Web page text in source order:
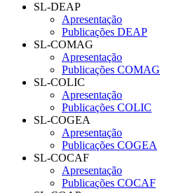
SL-DEAP
Apresentação
Publicações DEAP
SL-COMAG
Apresentação
Publicações COMAG
SL-COLIC
Apresentação
Publicações COLIC
SL-COGEA
Apresentação
Publicações COGEA
SL-COCAF
Apresentação
Publicações COCAF